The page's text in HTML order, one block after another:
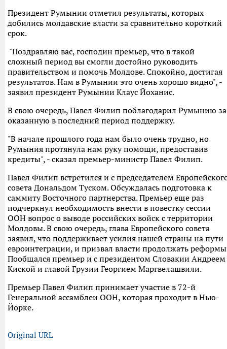
Президент Румынии отметил результаты, которых
добились молдавские власти за сравнительно короткий
срок.
"Поздравляю вас, господин премьер, что в такой
сложный период вы смогли достойно руководить
правительством и помочь Молдове. Спокойно, достигая
результатов. Нам в Румынии это очень хорошо видно", -
заявил президент Румынии Клаус Йоханис.
В свою очередь, Павел Филип поблагодарил Румынию за
оказанную в последний период поддержку.
"В начале прошлого года нам было очень трудно, но
Румыния протянула нам руку помощи, предоставив
кредиты", - сказал премьер-министр Павел Филип.
Павел Филип встретился и с председателем
совета Дональдом Туском. Обсуждалась подготовка к
саммиту Восточного партнерства. Премьер еще раз
подчеркнул необходимость внести в повестку сессии
ООН вопрос о выводе российских войск с территории
Молдовы. В свою очередь, глава Европейского совета
заявил, что поддерживает усилия нашей страны на пути
евроинтеграции, и призвал власти продолжать
Пообщался премьер и с президентом Словакии Андреем
Киской и главой Грузии Георгием Маргвелашвили.
Премьер Павел Филип принимает участие в 72-й
Генеральной ассамблеи ООН, которая проходит в Нью-
Йорке.
Original URL